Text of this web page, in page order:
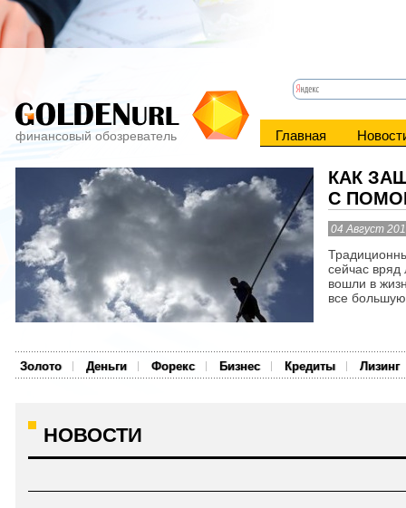
финансовый обозреватель Главная
КАК
С
04 Август
сейчас вряд
вошли в
все
Золото Деньги Форекс Бизнес Кредиты Лизинг
НОВОСТИ